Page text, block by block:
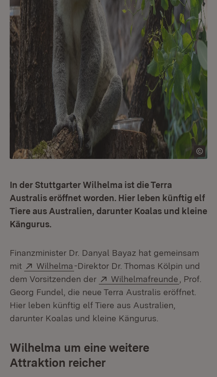
In der Stuttgarter Wilhelma ist die Terra
Australis eröffnet worden. Hier leben künftig elf
Tiere aus Australien, darunter Koalas und kleine
Kängurus.
Finanzminister Dr. Danyal Bayaz hat gemeinsam
mit
Extern:
Wilhelma(Öffnet in neuem Fenster)
-Direktor Dr. Thomas Kölpin und
dem Vorsitzenden der
Extern:
Wilhelmafreunde (Öffnet
, Prof.
Georg Fundel, die neue Terra Australis eröffnet.
Hier leben künftig elf Tiere aus Australien,
darunter Koalas und kleine Kängurus.
Wilhelma um eine weitere
Attraktion reicher